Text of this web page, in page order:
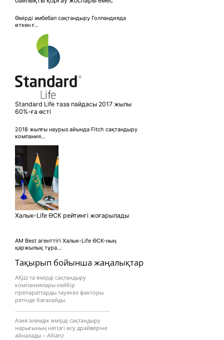
Тақырып бойынша жаңалықтар
АҚШ-та өмірді сақтандыру
компаниялары кейбір
препараттарды тәуекел факторы
ретінде бағалайды
Азия әлемдік өмірді сақтандыру
нарығының негізгі өсу драйверіне
айналады – Allianz
Өмірді әмбебап сақтандыру Голландияда
өткен ғ...
Standard Life таза пайдасы 2017 жылы
60%-ға өсті
2018 жылғы наурыз айында Fitch сақтандыру
компания...
Халык-Life ӨСК рейтингі жоғарылады
AM Best агенттігі Халык-Life ӨСК-ның
қаржылық тұра...